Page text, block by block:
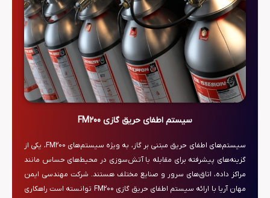
سیستم‌ اطفای حریق گازی FM200
سیستم‌های اطفای حریق مبتنی بر گاز، به ویژه سیستم‌های FM200، یکی از
گزینه‌های پیشرفته برای مقابله با آتش‌سوزی در محیط‌های حساس مانند
مراکز داده، اتاق‌های سرور و صنایع مختلف هستند. شرکت مهندسی ایمن
مهان آریا با ارائه سیستم‌ اطفای حریق گازی FM200 توانسته است راهکاری